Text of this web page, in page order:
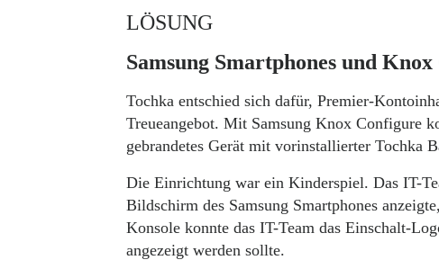
LÖSUNG
Samsung Smartphones und
Tochka entschied sich dafür, Premier-
Treueangebot. Mit Samsung Knox Configure
gebrandetes Gerät mit vorinstallierter Tochka
Die Einrichtung war ein Kinderspiel. Das IT-
Bildschirm des Samsung Smartphones
Konsole konnte das IT-Team das Einschalt-
angezeigt werden sollte.